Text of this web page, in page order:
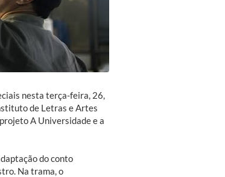
nesta terça-feira, 26,
de Letras e Artes
A Universidade e a
do conto
Na trama, o